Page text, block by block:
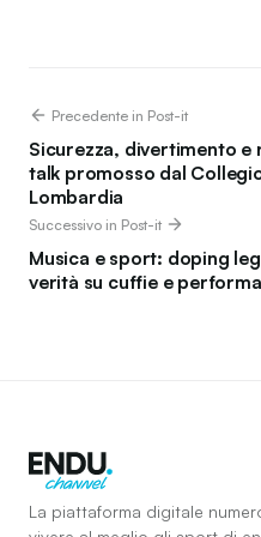
Precedente in Post-it
Sicurezza, divertimento
talk promosso dal
Lombardia
Successivo in Post-it
Musica e sport: doping
verità su cuffie e
La piattaforma digitale